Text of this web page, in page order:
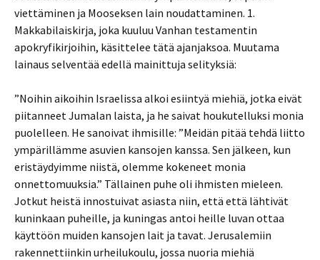
viettäminen ja Mooseksen lain noudattaminen. 1.
Makkabilaiskirja, joka kuuluu Vanhan testamentin
apokryfikirjoihin, käsittelee tätä ajanjaksoa. Muutama
lainaus selventää edellä mainittuja selityksiä:
”Noihin aikoihin Israelissa alkoi esiintyä miehiä, jotka eivät
piitanneet Jumalan laista, ja he saivat houkutelluksi monia
puolelleen. He sanoivat ihmisille: ”Meidän pitää tehdä liitto
ympärillämme asuvien kansojen kanssa. Sen jälkeen, kun
eristäydyimme niistä, olemme kokeneet monia
onnettomuuksia.” Tällainen puhe oli ihmisten mieleen.
Jotkut heistä innostuivat asiasta niin, että että lähtivät
kuninkaan puheille, ja kuningas antoi heille luvan ottaa
käyttöön muiden kansojen lait ja tavat. Jerusalemiin
rakennettiinkin urheilukoulu, jossa nuoria miehiä